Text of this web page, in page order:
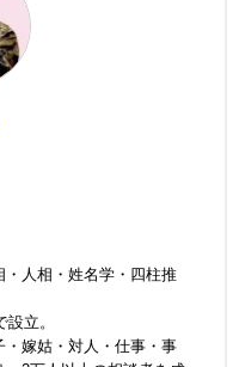
人相・姓名学・四柱推
立。
嫁姑・対人・仕事・事